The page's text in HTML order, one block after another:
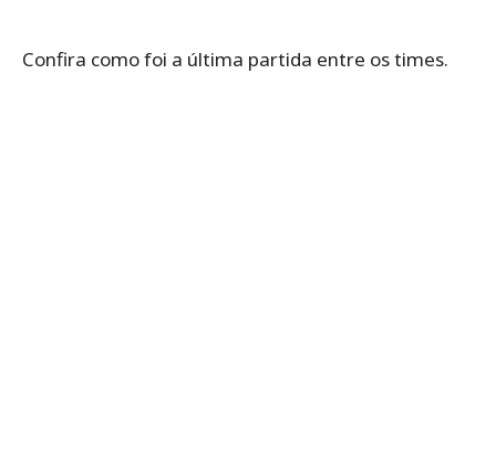
Confira como foi a última partida entre os times.